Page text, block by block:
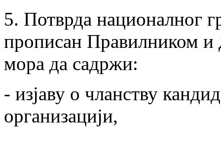
5. Потврда националног
прописан Правилником и
мора да садржи:
- изјаву о чланству
организацији,